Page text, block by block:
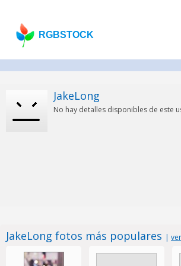
RGBSTOCK
JakeLong
No hay detalles disponibles de este
JakeLong fotos más populares |